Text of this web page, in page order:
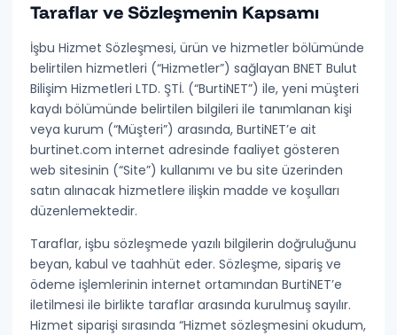
GENEL
Banka Hesapları
Hizmet Sözleşmesi
Mesafeli Satış Sözleşmesi
İade ve İptal Politikası
İletişim
Gizlilik Politikası
Çerez Politikası
KVKK Aydınlatma Metni
Taraflar ve Sözleşmenin Kapsamı
İşbu Hizmet Sözleşmesi, ürün ve hizmetler bölümünde
belirtilen hizmetleri (“Hizmetler”) sağlayanBNET Bulut
Bilişim Hizmetleri LTD. ŞTİ. (“BurtiNET”) ile, yeni müşteri
kaydı bölümünde belirtilen bilgileri ile tanımlanan kişi
veya kurum (“Müşteri”) arasında, BurtiNET’e ait
burtinet.com internet adresinde faaliyet gösteren
web sitesinin (“Site”) kullanımı ve bu site üzerinden
satın alınacak hizmetlere ilişkin madde ve koşulları
düzenlemektedir.
Taraflar, işbu sözleşmede yazılı bilgilerin doğruluğunu
beyan, kabul ve taahhüt eder. Sözleşme, sipariş ve
ödeme işlemlerinin internet ortamından BurtiNET’e
iletilmesi ile birlikte taraflar arasında kurulmuş sayılır.
Hizmet siparişi sırasında “Hizmet sözleşmesini okudum,